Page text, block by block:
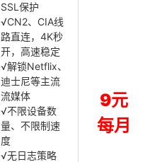
SSL保护
√CN2、CIA线
路直连，4K秒
开，高速稳定
√解锁Netflix、
迪士尼等主流
流媒体
√不限设备数
量、不限制速
度
√无日志策略
9元
每月